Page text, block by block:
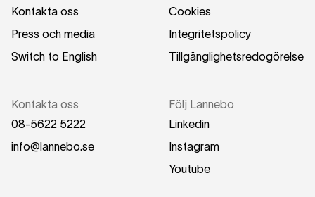
Kontakta oss
Press och media
Switch to English
Cookies
Integritetspolicy
Tillgänglighetsredogörelse
Kontakta oss
08-5622 5222
info@lannebo.se
Följ Lannebo
Linkedin
Instagram
Youtube